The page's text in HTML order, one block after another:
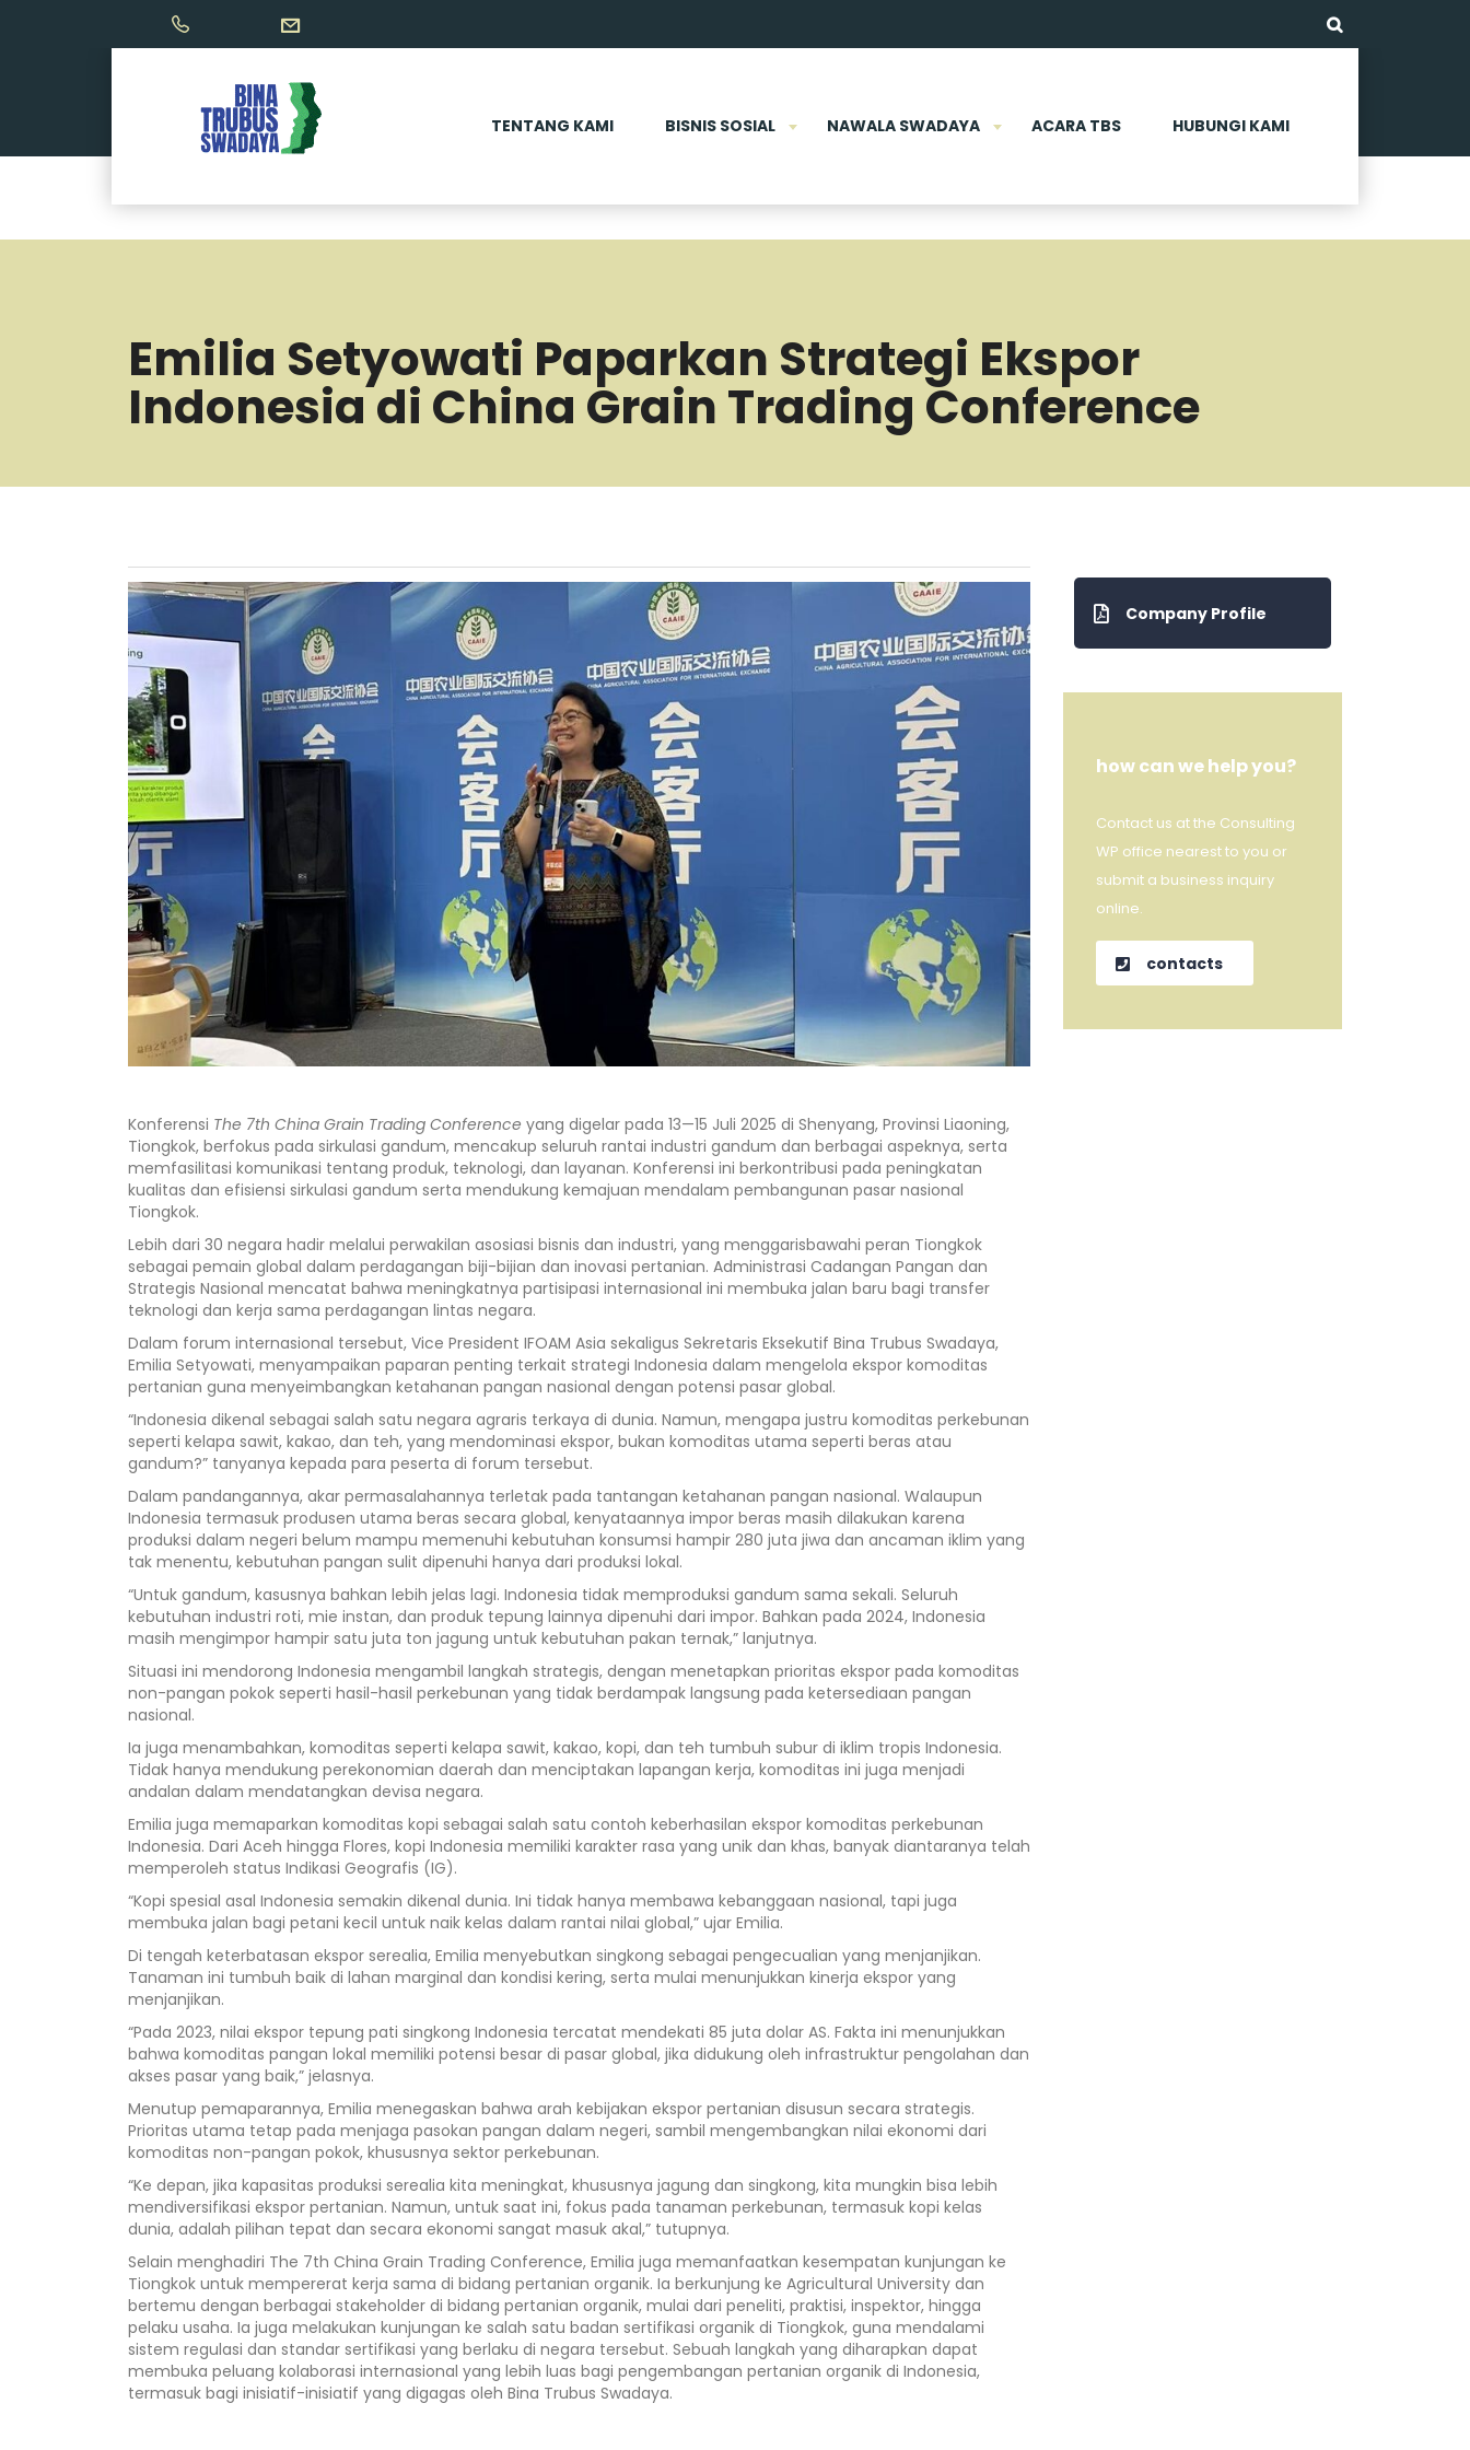
TENTANG KAMI BISNIS SOSIAL NAWALA SWADAYA ACARA TBS HUBUNGI KAMI
Emilia Setyowati Paparkan Strategi Ekspor
Indonesia di China Grain Trading Conference
Konferensi The 7th China Grain Trading Conference yang digelar pada 13—15 Juli 2025 di Shenyang, Provinsi Liaoning,
Tiongkok, berfokus pada sirkulasi gandum, mencakup seluruh rantai industri gandum dan berbagai aspeknya, serta
memfasilitasi komunikasi tentang produk, teknologi, dan layanan. Konferensi ini berkontribusi pada peningkatan
kualitas dan efisiensi sirkulasi gandum serta mendukung kemajuan mendalam pembangunan pasar nasional
Tiongkok.
Lebih dari 30 negara hadir melalui perwakilan asosiasi bisnis dan industri, yang menggarisbawahi peran Tiongkok
sebagai pemain global dalam perdagangan biji-bijian dan inovasi pertanian. Administrasi Cadangan Pangan dan
Strategis Nasional mencatat bahwa meningkatnya partisipasi internasional ini membuka jalan baru bagi transfer
teknologi dan kerja sama perdagangan lintas negara.
Dalam forum internasional tersebut, Vice President IFOAM Asia sekaligus Sekretaris Eksekutif Bina Trubus Swadaya,
Emilia Setyowati, menyampaikan paparan penting terkait strategi Indonesia dalam mengelola ekspor komoditas
pertanian guna menyeimbangkan ketahanan pangan nasional dengan potensi pasar global.
“Indonesia dikenal sebagai salah satu negara agraris terkaya di dunia. Namun, mengapa justru komoditas perkebunan
seperti kelapa sawit, kakao, dan teh, yang mendominasi ekspor, bukan komoditas utama seperti beras atau
gandum?” tanyanya kepada para peserta di forum tersebut.
Dalam pandangannya, akar permasalahannya terletak pada tantangan ketahanan pangan nasional. Walaupun
Indonesia termasuk produsen utama beras secara global, kenyataannya impor beras masih dilakukan karena
produksi dalam negeri belum mampu memenuhi kebutuhan konsumsi hampir 280 juta jiwa dan ancaman iklim yang
tak menentu, kebutuhan pangan sulit dipenuhi hanya dari produksi lokal.
“Untuk gandum, kasusnya bahkan lebih jelas lagi. Indonesia tidak memproduksi gandum sama sekali. Seluruh
kebutuhan industri roti, mie instan, dan produk tepung lainnya dipenuhi dari impor. Bahkan pada 2024, Indonesia
masih mengimpor hampir satu juta ton jagung untuk kebutuhan pakan ternak,” lanjutnya.
Situasi ini mendorong Indonesia mengambil langkah strategis, dengan menetapkan prioritas ekspor pada komoditas
non-pangan pokok seperti hasil-hasil perkebunan yang tidak berdampak langsung pada ketersediaan pangan
nasional.
Ia juga menambahkan, komoditas seperti kelapa sawit, kakao, kopi, dan teh tumbuh subur di iklim tropis Indonesia.
Tidak hanya mendukung perekonomian daerah dan menciptakan lapangan kerja, komoditas ini juga menjadi
andalan dalam mendatangkan devisa negara.
Emilia juga memaparkan komoditas kopi sebagai salah satu contoh keberhasilan ekspor komoditas perkebunan
Indonesia. Dari Aceh hingga Flores, kopi Indonesia memiliki karakter rasa yang unik dan khas, banyak diantaranya telah
memperoleh status Indikasi Geografis (IG).
“Kopi spesial asal Indonesia semakin dikenal dunia. Ini tidak hanya membawa kebanggaan nasional, tapi juga
membuka jalan bagi petani kecil untuk naik kelas dalam rantai nilai global,” ujar Emilia.
Di tengah keterbatasan ekspor serealia, Emilia menyebutkan singkong sebagai pengecualian yang menjanjikan.
Tanaman ini tumbuh baik di lahan marginal dan kondisi kering, serta mulai menunjukkan kinerja ekspor yang
menjanjikan.
“Pada 2023, nilai ekspor tepung pati singkong Indonesia tercatat mendekati 85 juta dolar AS. Fakta ini menunjukkan
bahwa komoditas pangan lokal memiliki potensi besar di pasar global, jika didukung oleh infrastruktur pengolahan dan
akses pasar yang baik,” jelasnya.
Menutup pemaparannya, Emilia menegaskan bahwa arah kebijakan ekspor pertanian disusun secara strategis.
Prioritas utama tetap pada menjaga pasokan pangan dalam negeri, sambil mengembangkan nilai ekonomi dari
komoditas non-pangan pokok, khususnya sektor perkebunan.
“Ke depan, jika kapasitas produksi serealia kita meningkat, khususnya jagung dan singkong, kita mungkin bisa lebih
mendiversifikasi ekspor pertanian. Namun, untuk saat ini, fokus pada tanaman perkebunan, termasuk kopi kelas
dunia, adalah pilihan tepat dan secara ekonomi sangat masuk akal,” tutupnya.
Selain menghadiri The 7th China Grain Trading Conference, Emilia juga memanfaatkan kesempatan kunjungan ke
Tiongkok untuk mempererat kerja sama di bidang pertanian organik. Ia berkunjung ke Agricultural University dan
bertemu dengan berbagai stakeholder di bidang pertanian organik, mulai dari peneliti, praktisi, inspektor, hingga
pelaku usaha. Ia juga melakukan kunjungan ke salah satu badan sertifikasi organik di Tiongkok, guna mendalami
sistem regulasi dan standar sertifikasi yang berlaku di negara tersebut. Sebuah langkah yang diharapkan dapat
membuka peluang kolaborasi internasional yang lebih luas bagi pengembangan pertanian organik di Indonesia,
termasuk bagi inisiatif-inisiatif yang digagas oleh Bina Trubus Swadaya.
Company Profile
how can we help you?
Contact us at the Consulting
WP office nearest to you or
submit a business inquiry
online.
contacts